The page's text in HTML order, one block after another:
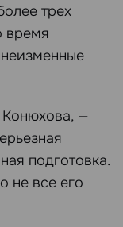
трех
время
Конюхова, —
подготовка.
не все его